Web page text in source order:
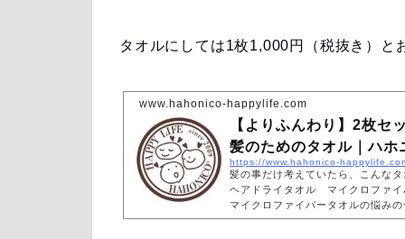
タオルにしては1枚1,000円（税抜き）と
www.hahonico-happylife.com
【よりふんわり】2枚セ
髪のためのタオル｜ハ
https://www.hahonico-
髪の事だけ考えていたら、こんな
ヘアドライタオル マイクロファイ
マイクロファイバータオルの悩み
した。お風呂上がり、髪を丁寧に